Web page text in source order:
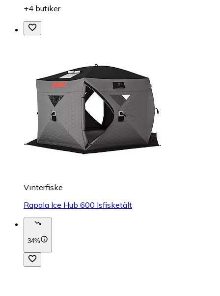
+4 butiker
Vinterfiske
Rapala Ice Hub 600 Isfisketält
34%